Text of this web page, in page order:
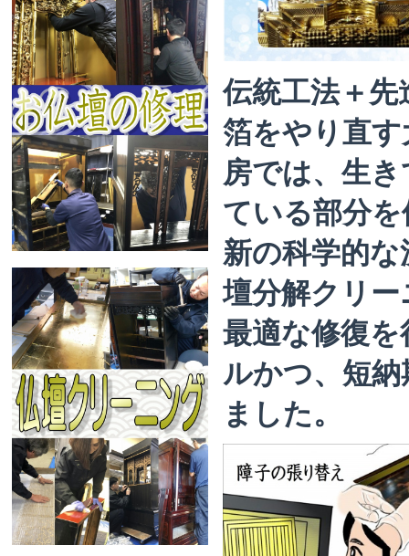
伝統工法＋
箔をやり直
房では、生
ている部分
新の科学的
壇分解クリ
最適な修復
ルかつ、短
ました。